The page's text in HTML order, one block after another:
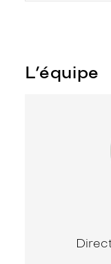
L’équipe